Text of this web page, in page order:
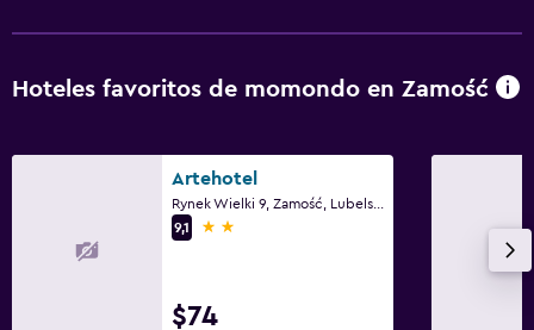
Hoteles favoritos de momondo en Zamość
Artehotel
9,1
2 estrellas
$74